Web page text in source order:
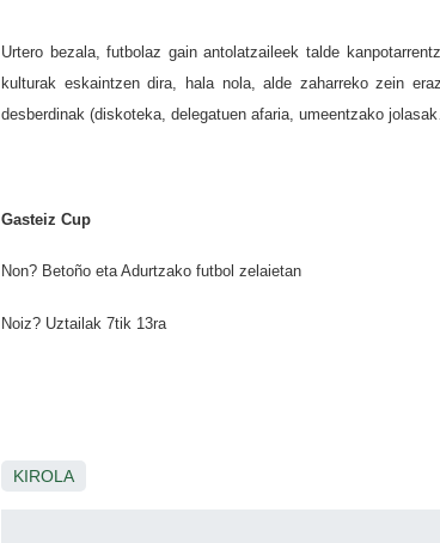
Urtero bezala, futbolaz gain antolatzaileek talde
kulturak eskaintzen dira, hala nola, alde zaharreko zein
desberdinak (diskoteka, delegatuen afaria, umeentzako
Gasteiz Cup
Non? Betoño eta Adurtzako futbol zelaietan
Noiz? Uztailak 7tik 13ra
KIROLA